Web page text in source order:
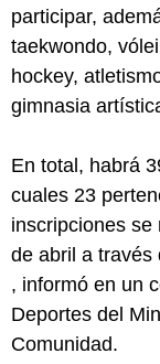
participar,
taekwondo,
hockey,
gimnasia
En total, habrá
cuales 23
inscripciones se
de abril a través
, informó en un
Deportes del
Comunidad.